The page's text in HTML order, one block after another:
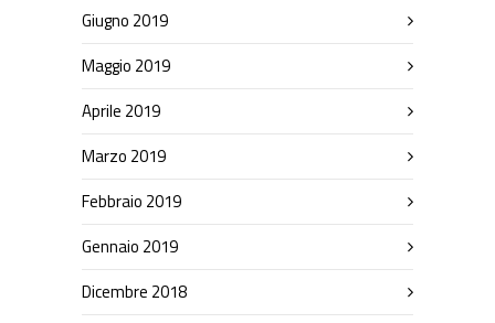
Giugno 2019
Maggio 2019
Aprile 2019
Marzo 2019
Febbraio 2019
Gennaio 2019
Dicembre 2018